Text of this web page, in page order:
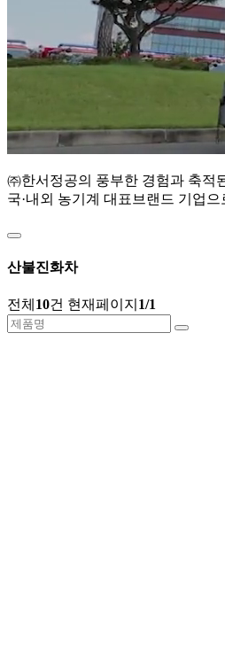
㈜한서정공의 풍부한 경험과 축적
국·내외 농기계 대표브랜드 기업
산불진화차
전체 10건 현재페이지 1/1